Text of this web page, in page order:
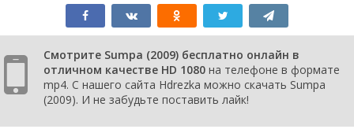
Смотрите Sumpa (2009) бесплатно онлайн в
отличном качестве HD 1080 на телефоне в формате
mp4. С нашего сайта Hdrezka можно скачать Sumpa
(2009). И не забудьте поставить лайк!